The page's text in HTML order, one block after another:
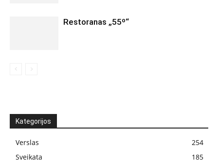
Restoranas „55º“
Kategorijos
Verslas
254
Sveikata
185